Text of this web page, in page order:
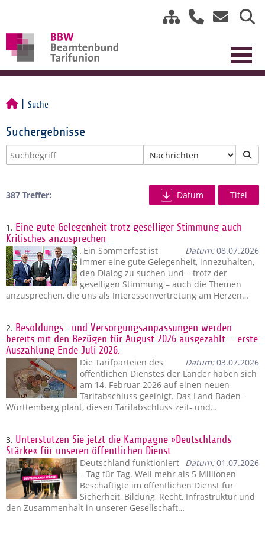
Suche
Suchergebnisse
387 Treffer: Datum Titel
1. Eine gute Gelegenheit trotz geselliger Stimmung auch
Kritisches anzusprechen
Datum:08.07.2026
„Ein Sommerfest ist
immer eine gute Gelegenheit, innezuhalten,
den Dialog zu suchen und – trotz der
geselligen Stimmung – auch die Themen
anzusprechen, die uns als Interessenvertretung am Herzen…
2. Besoldungs- und Versorgungsanpassungen werden
bereits mit den Bezügen für August 2026 ausgezahlt – erste
Auszahlung Ende Juli 2026.
Datum:03.07.2026
Die Tarifparteien des
öffentlichen Dienstes der Länder haben sich
am 14. Februar 2026 auf einen neuen
Tarifabschluss geeinigt. Das Land Baden-
Württemberg plant, diesen Tarifabschluss zeit- und…
3. Unterstützen Sie jetzt die Kampagne »Deutschlands
Stärke« für unseren öffentlichen Dienst
Datum:01.07.2026
Deutschland funktioniert
– Tag für Tag. Weil mehr als 5 Millionen
Beschäftigte im öffentlichen Dienst für
Sicherheit, Bildung, Recht, Infrastruktur und
den Zusammenhalt in unserer Gesellschaft…